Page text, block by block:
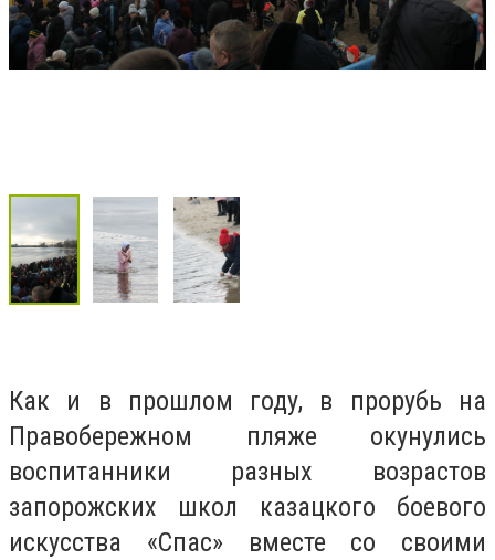
Как и в прошлом году, в прорубь на
Правобережном пляже окунулись
воспитанники разных возрастов
запорожских школ казацкого боевого
искусства «Спас» вместе со своими